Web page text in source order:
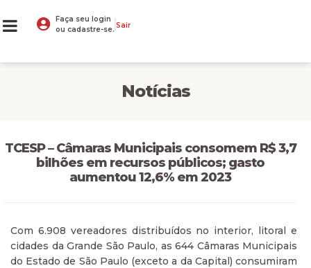
Faça seu login
ou cadastre-se. Sair
Notícias
TCESP – Câmaras Municipais consomem R$ 3,7
bilhões em recursos públicos; gasto
aumentou 12,6% em 2023
Com 6.908 vereadores distribuídos no interior, litoral e
cidades da Grande São Paulo, as 644 Câmaras Municipais
do Estado de São Paulo (exceto a da Capital) consumiram